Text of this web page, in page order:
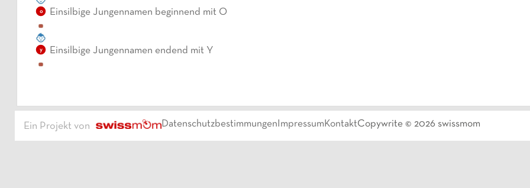
o Einsilbige Jungennamen beginnend mit O
y Einsilbige Jungennamen endend mit Y
Ein Projekt von DatenschutzbestimmungenImpressumKontaktCopywrite © 2026 swissmom